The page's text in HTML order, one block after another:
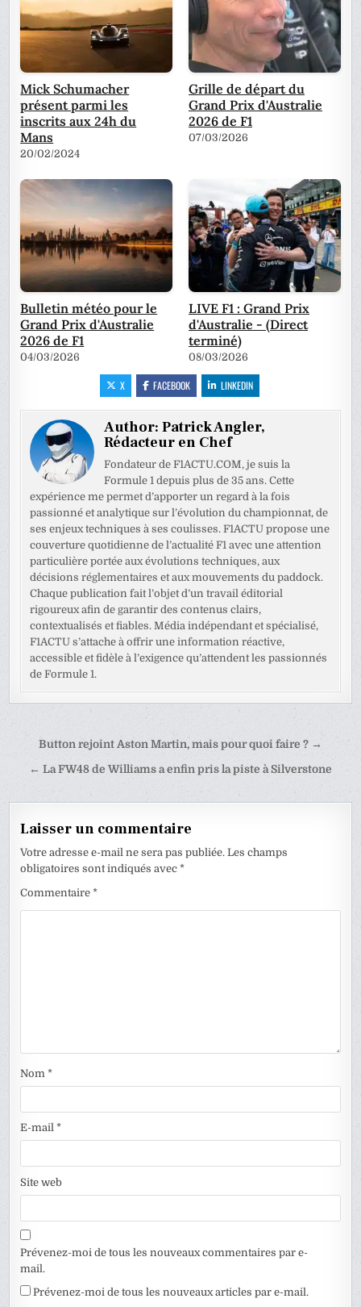
Mick Schumacher
présent parmi les
inscrits aux 24h du
Mans
20/02/2024
Grille de départ du
Grand Prix d'Australie
2026 de F1
07/03/2026
Bulletin météo pour le
Grand Prix d'Australie
2026 de F1
04/03/2026
LIVE F1 : Grand Prix
d'Australie - (Direct
terminé)
08/03/2026
X FACEBOOK LINKEDIN
Author:Patrick Angler,
Rédacteur en Chef
Fondateur de F1ACTU.COM, je suis la
Formule 1 depuis plus de 35 ans. Cette
expérience me permet d’apporter un regard à la fois
passionné et analytique sur l’évolution du championnat, de
ses enjeux techniques à ses coulisses. F1ACTU propose une
couverture quotidienne de l’actualité F1 avec une attention
particulière portée aux évolutions techniques, aux
décisions réglementaires et aux mouvements du paddock.
Chaque publication fait l’objet d’un travail éditorial
rigoureux afin de garantir des contenus clairs,
contextualisés et fiables. Média indépendant et spécialisé,
F1ACTU s’attache à offrir une information réactive,
accessible et fidèle à l’exigence qu’attendent les passionnés
de Formule 1.
Navigation
de
Button rejoint Aston Martin, mais pour quoi faire ? →
← La FW48 de Williams a enfin pris la piste à Silverstone
Laisser un commentaire
Votre adresse e-mail ne sera pas publiée. Les champs
obligatoires sont indiqués avec*
Commentaire*
Nom*
E-mail*
Site web
Prévenez-moi de tous les nouveaux commentaires par e-
mail.
Prévenez-moi de tous les nouveaux articles par e-mail.